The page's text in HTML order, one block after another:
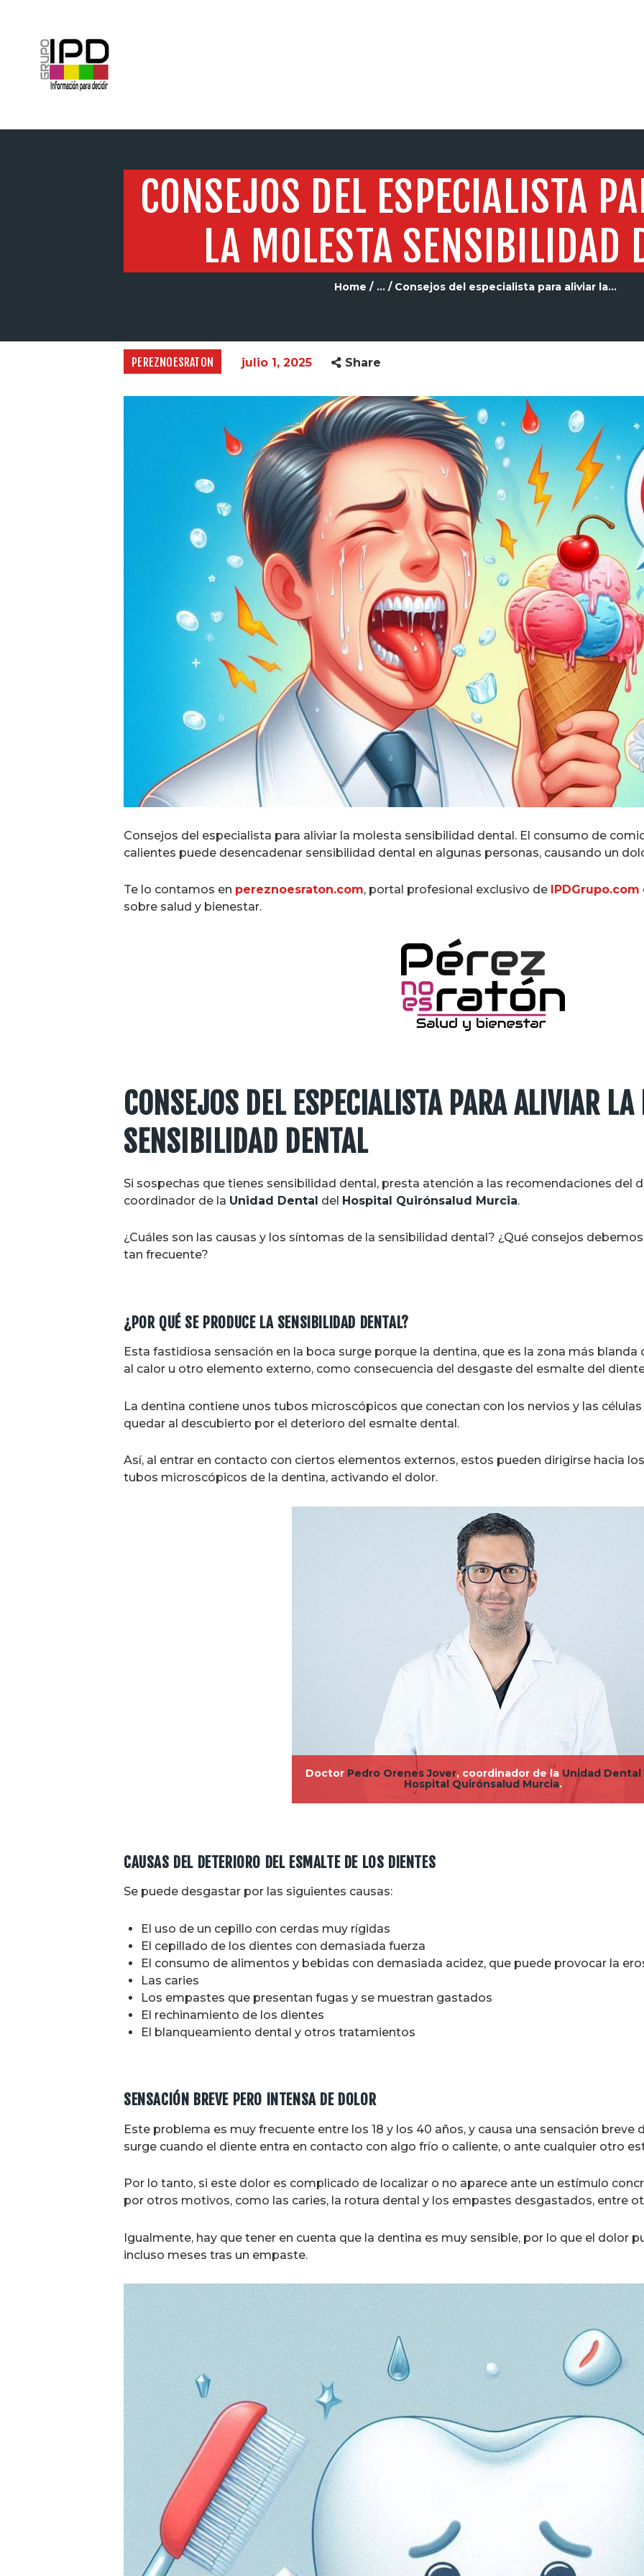
CONSEJOS DEL ESPECIALISTA
LA MOLESTA SENSIBILIDAD
Home ... Consejos del especialista para aliviar la...
PEREZNOESRATON julio 1, 2025 Share
Consejos del especialista para aliviar la molesta sensibilidad dental. El consumo de
calientes puede desencadenar sensibilidad dental en algunas personas, causando un
Te lo contamos en pereznoesraton.com, portal profesional exclusivo de IPDGrupo.com
sobre salud y bienestar.
CONSEJOS DEL ESPECIALISTA PARA ALIVIAR LA
SENSIBILIDAD DENTAL
Si sospechas que tienes sensibilidad dental, presta atención a las recomendaciones del
coordinador de la Unidad Dental del Hospital Quirónsalud Murcia.
¿Cuáles son las causas y los síntomas de la sensibilidad dental? ¿Qué consejos
tan frecuente?
¿POR QUÉ SE PRODUCE LA SENSIBILIDAD DENTAL?
Esta fastidiosa sensación en la boca surge porque la dentina, que es la zona más
al calor u otro elemento externo, como consecuencia del desgaste del esmalte del
La dentina contiene unos tubos microscópicos que conectan con los nervios y las
quedar al descubierto por el deterioro del esmalte dental.
Así, al entrar en contacto con ciertos elementos externos, estos pueden dirigirse hacia
tubos microscópicos de la dentina, activando el dolor.
Doctor Pedro Orenes Jover, coordinador de la Unidad Dental
Hospital Quirónsalud Murcia.
CAUSAS DEL DETERIORO DEL ESMALTE DE LOS DIENTES
Se puede desgastar por las siguientes causas:
El uso de un cepillo con cerdas muy rígidas
El cepillado de los dientes con demasiada fuerza
El consumo de alimentos y bebidas con demasiada acidez, que puede provocar la
Las caries
Los empastes que presentan fugas y se muestran gastados
El rechinamiento de los dientes
El blanqueamiento dental y otros tratamientos
SENSACIÓN BREVE PERO INTENSA DE DOLOR
Este problema es muy frecuente entre los 18 y los 40 años, y causa una sensación breve
surge cuando el diente entra en contacto con algo frío o caliente, o ante cualquier otro
Por lo tanto, si este dolor es complicado de localizar o no aparece ante un estímulo
por otros motivos, como las caries, la rotura dental y los empastes desgastados, entre
Igualmente, hay que tener en cuenta que la dentina es muy sensible, por lo que el dolor
incluso meses tras un empaste.